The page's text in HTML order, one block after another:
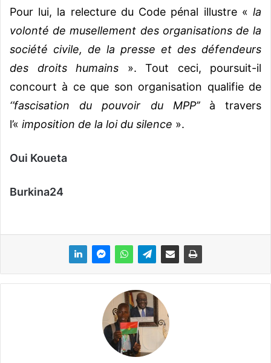
Pour lui, la relecture du Code pénal illustre « la
volonté de musellement des organisations de la
société civile, de la presse et des défendeurs
des droits humains ». Tout ceci, poursuit-il
concourt à ce que son organisation qualifie de
‘’fascisation du pouvoir du MPP’’à travers
l’« imposition de la loi du silence ».
Oui Koueta
Burkina24